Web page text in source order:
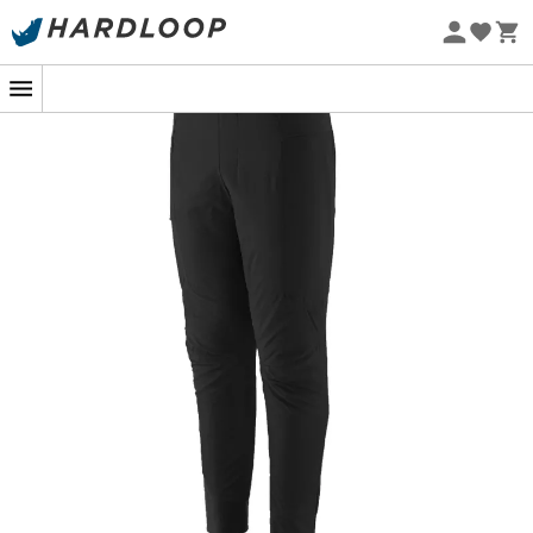
Promos d'été 🔥 -5 % EXTRA dès 2 produits* code Summer5
Eco-conçu